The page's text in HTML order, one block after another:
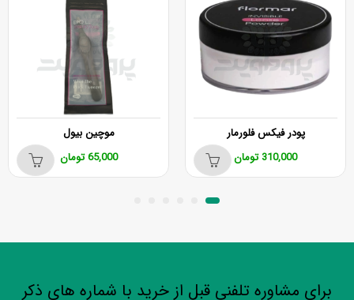
پودر فیکس فلورمار
310,000 تومان
موچین بیول
65,000 تومان
برای مشاوره تلفنی قبل از خرید با شماره های ذکر